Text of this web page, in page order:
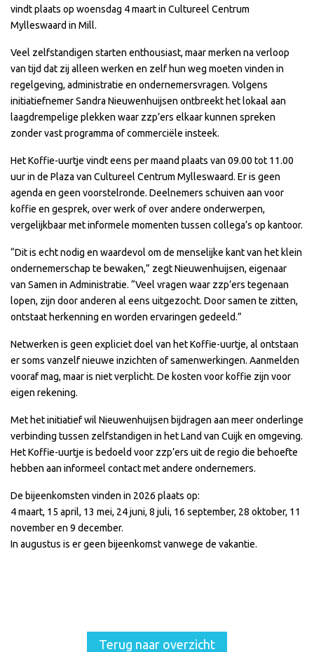
vindt plaats op woensdag 4 maart in Cultureel Centrum
Mylleswaard in Mill.
Veel zelfstandigen starten enthousiast, maar merken na verloop
van tijd dat zij alleen werken en zelf hun weg moeten vinden in
regelgeving, administratie en ondernemersvragen. Volgens
initiatiefnemer Sandra Nieuwenhuijsen ontbreekt het lokaal aan
laagdrempelige plekken waar zzp’ers elkaar kunnen spreken
zonder vast programma of commerciële insteek.
Het Koffie-uurtje vindt eens per maand plaats van 09.00 tot 11.00
uur in de Plaza van Cultureel Centrum Mylleswaard. Er is geen
agenda en geen voorstelronde. Deelnemers schuiven aan voor
koffie en gesprek, over werk of over andere onderwerpen,
vergelijkbaar met informele momenten tussen collega’s op kantoor.
“Dit is echt nodig en waardevol om de menselijke kant van het klein
ondernemerschap te bewaken,” zegt Nieuwenhuijsen, eigenaar
van Samen in Administratie. “Veel vragen waar zzp’ers tegenaan
lopen, zijn door anderen al eens uitgezocht. Door samen te zitten,
ontstaat herkenning en worden ervaringen gedeeld.”
Netwerken is geen expliciet doel van het Koffie-uurtje, al ontstaan
er soms vanzelf nieuwe inzichten of samenwerkingen. Aanmelden
vooraf mag, maar is niet verplicht. De kosten voor koffie zijn voor
eigen rekening.
Met het initiatief wil Nieuwenhuijsen bijdragen aan meer onderlinge
verbinding tussen zelfstandigen in het Land van Cuijk en omgeving.
Het Koffie-uurtje is bedoeld voor zzp’ers uit de regio die behoefte
hebben aan informeel contact met andere ondernemers.
De bijeenkomsten vinden in 2026 plaats op:
4 maart, 15 april, 13 mei, 24 juni, 8 juli, 16 september, 28 oktober, 11
november en 9 december.
In augustus is er geen bijeenkomst vanwege de vakantie.
Terug naar overzicht